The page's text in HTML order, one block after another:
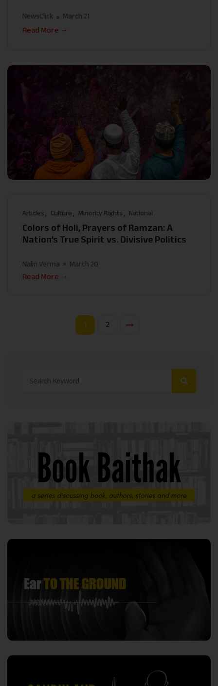
NewsClick March 21
Read More
Articles Culture Minority Rights National
Colors of Holi, Prayers of Ramzan: A
Nation’s True Spirit vs. Divisive Politics
Nalin Verma
March 20
Read More
1 2